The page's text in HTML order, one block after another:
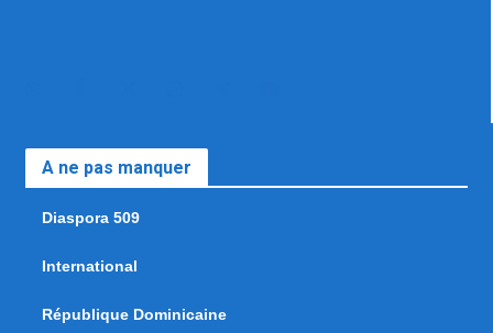
A ne pas manquer
Diaspora 509
International
République Dominicaine